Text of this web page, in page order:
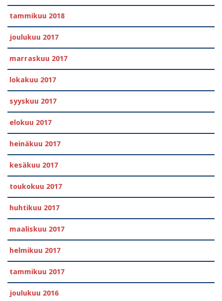
tammikuu 2018
joulukuu 2017
marraskuu 2017
lokakuu 2017
syyskuu 2017
elokuu 2017
heinäkuu 2017
kesäkuu 2017
toukokuu 2017
huhtikuu 2017
maaliskuu 2017
helmikuu 2017
tammikuu 2017
joulukuu 2016